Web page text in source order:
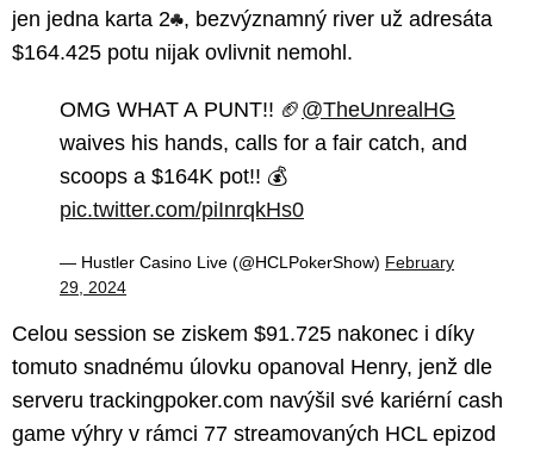
jen jedna karta 2 , bezvýznamný river už adresáta
$164.425 potu nijak ovlivnit nemohl.
OMG WHAT A PUNT!! 🏈 @TheUnrealHG
waives his hands, calls for a fair catch, and
scoops a $164K pot!! 💰
pic.twitter.com/piInrqkHs0
— Hustler Casino Live (@HCLPokerShow) February
29, 2024
Celou session se ziskem $91.725 nakonec i díky
tomuto snadnému úlovku opanoval Henry, jenž dle
serveru trackingpoker.com navýšil své kariérní cash
game výhry v rámci 77 streamovaných HCL epizod